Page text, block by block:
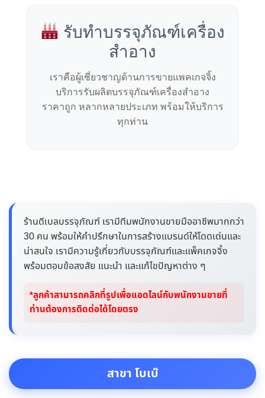
รับทำบรรจุภัณฑ์เครื่อง
สำอาง
เราคือผู้เชี่ยวชาญด้านการขายแพคเกจจิ้ง
บริการรับผลิตบรรจุภัณฑ์เครื่องสำอาง
ราคาถูก หลากหลายประเภท พร้อมให้บริการ
ทุกท่าน
ร้านดีเบลบรรจุภัณฑ์ เรามีทีมพนักงานขายมืออาชีพมากกว่า
30 คน พร้อมให้คำปรึกษาในการสร้างแบรนด์ให้โดดเด่นและ
น่าสนใจ เรามีความรู้เกี่ยวกับบรรจุภัณฑ์และแพ็คเกจจิ้ง
พร้อมตอบข้อสงสัย แนะนำ และแก้ไขปัญหาต่าง ๆ
*ลูกค้าสามารถคลิกที่รูปเพื่อแอดไลน์กับพนักงานขายที่
ท่านต้องการติดต่อได้โดยตรง
สาขา โบเบ๊